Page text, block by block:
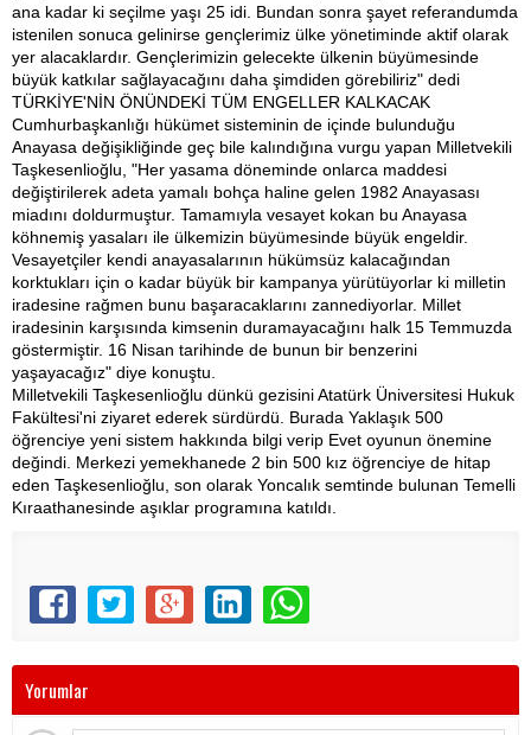
ana kadar ki seçilme yaşı 25 idi. Bundan sonra şayet referandumda
istenilen sonuca gelinirse gençlerimiz ülke yönetiminde aktif olarak
yer alacaklardır. Gençlerimizin gelecekte ülkenin büyümesinde
büyük katkılar sağlayacağını daha şimdiden görebiliriz" dedi
TÜRKİYE'NİN ÖNÜNDEKİ TÜM ENGELLER KALKACAK
Cumhurbaşkanlığı hükümet sisteminin de içinde bulunduğu
Anayasa değişikliğinde geç bile kalındığına vurgu yapan Milletvekili
Taşkesenlioğlu, "Her yasama döneminde onlarca maddesi
değiştirilerek adeta yamalı bohça haline gelen 1982 Anayasası
miadını doldurmuştur. Tamamıyla vesayet kokan bu Anayasa
köhnemiş yasaları ile ülkemizin büyümesinde büyük engeldir.
Vesayetçiler kendi anayasalarının hükümsüz kalacağından
korktukları için o kadar büyük bir kampanya yürütüyorlar ki milletin
iradesine rağmen bunu başaracaklarını zannediyorlar. Millet
iradesinin karşısında kimsenin duramayacağını halk 15 Temmuzda
göstermiştir. 16 Nisan tarihinde de bunun bir benzerini
yaşayacağız" diye konuştu.
Milletvekili Taşkesenlioğlu dünkü gezisini Atatürk Üniversitesi Hukuk
Fakültesi'ni ziyaret ederek sürdürdü. Burada Yaklaşık 500
öğrenciye yeni sistem hakkında bilgi verip Evet oyunun önemine
değindi. Merkezi yemekhanede 2 bin 500 kız öğrenciye de hitap
eden Taşkesenlioğlu, son olarak Yoncalık semtinde bulunan Temelli
Kıraathanesinde aşıklar programına katıldı.
Yorumlar